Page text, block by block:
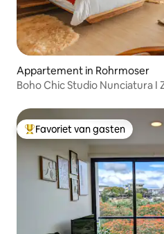
Appartement in Rohrmoser
Boho Chic Studio Nunciatura
Topfavoriet van gasten
Favoriet van gasten